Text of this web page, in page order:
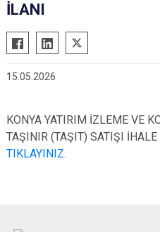
İLANI
15.05.2026
KONYA YATIRIM İZLEME VE
TAŞINIR (TAŞIT) SATIŞI
TIKLAYINIZ.